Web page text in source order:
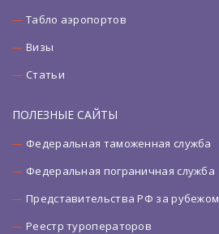
Табло аэропортов
Визы
Статьи
ПОЛЕЗНЫЕ САЙТЫ
Федеральная таможенная служба
Федеральная пограничная служба
Представительства РФ за рубежом
Реестр туроператоров